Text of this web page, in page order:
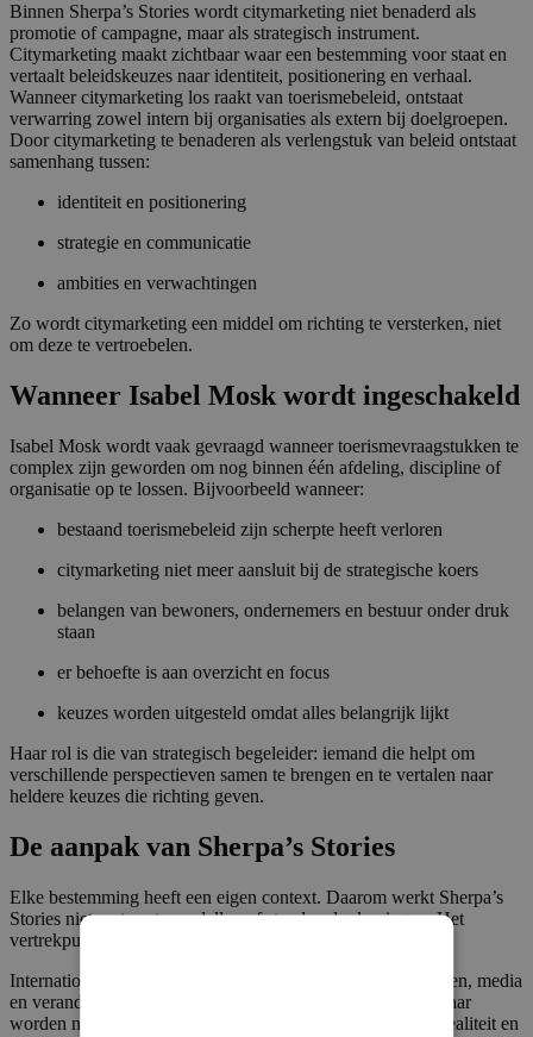
Binnen Sherpa’s Stories wordt citymarketing niet benaderd als
promotie of campagne, maar als strategisch instrument.
Citymarketing maakt zichtbaar waar een bestemming voor staat en
vertaalt beleidskeuzes naar identiteit, positionering en verhaal.
Wanneer citymarketing los raakt van toerismebeleid, ontstaat
verwarring zowel intern bij organisaties als extern bij doelgroepen.
Door citymarketing te benaderen als verlengstuk van beleid ontstaat
samenhang tussen:
identiteit en positionering
strategie en communicatie
ambities en verwachtingen
Zo wordt citymarketing een middel om richting te versterken, niet
om deze te vertroebelen.
Wanneer Isabel Mosk wordt ingeschakeld
Isabel Mosk wordt vaak gevraagd wanneer toerismevraagstukken te
complex zijn geworden om nog binnen één afdeling, discipline of
organisatie op te lossen. Bijvoorbeeld wanneer:
bestaand toerismebeleid zijn scherpte heeft verloren
citymarketing niet meer aansluit bij de strategische koers
belangen van bewoners, ondernemers en bestuur onder druk
staan
er behoefte is aan overzicht en focus
keuzes worden uitgesteld omdat alles belangrijk lijkt
Haar rol is die van strategisch begeleider: iemand die helpt om
verschillende perspectieven samen te brengen en te vertalen naar
heldere keuzes die richting geven.
De aanpak van Sherpa’s Stories
Elke bestemming heeft een eigen context. Daarom werkt Sherpa’s
Stories niet met vaste modellen of standaardoplossingen. Het
vertrekpunt is altijd de specifieke situatie van een plek.
Internationale toerismetrends, technologische ontwikkelingen, media
en veranderend reisgedrag vormen een belangrijk kader, maar
worden nooit los gezien van lokale identiteit, bestuurlijke realiteit en